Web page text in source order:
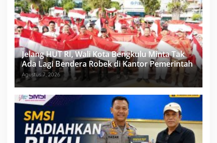
Jelang HUT RI, Wali Kota Bengkulu Minta Tak
Ada Lagi Bendera Robek di Kantor Pemerintah
Agustus 7, 2026